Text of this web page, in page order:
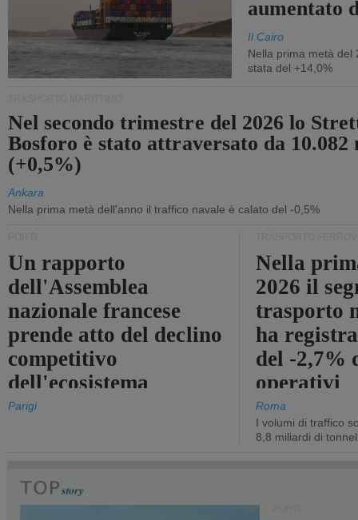
aumentato
Il Cairo
Nella prima metà del
stata del +14,0%
Nel secondo trimestre del 2026 lo
Bosforo è stato attraversato da 10.082
(+0,5%)
Ankara
Nella prima metà dell'anno il traffico navale è calato del -0,5%
Un rapporto
dell'Assemblea
nazionale francese
prende atto del declino
competitivo
dell'ecosistema
portuale statale
Parigi
Nella
2026 il
trasporto
ha
del -2,7%
operativi
Roma
I volumi di traffico
8,8 miliardi di